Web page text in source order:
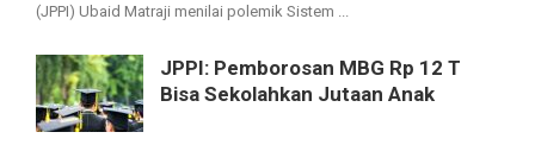
(JPPI) Ubaid Matraji menilai polemik Sistem ...
JPPI: Pemborosan MBG Rp 12 T
Bisa Sekolahkan Jutaan Anak